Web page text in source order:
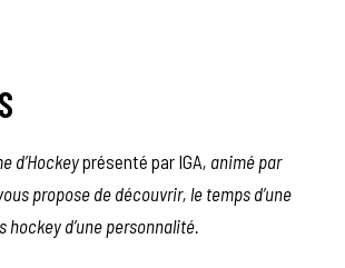
d’Hockeyprésenté par IGA, animé par
propose de découvrir, le temps d’une
hockey d’une personnalité.